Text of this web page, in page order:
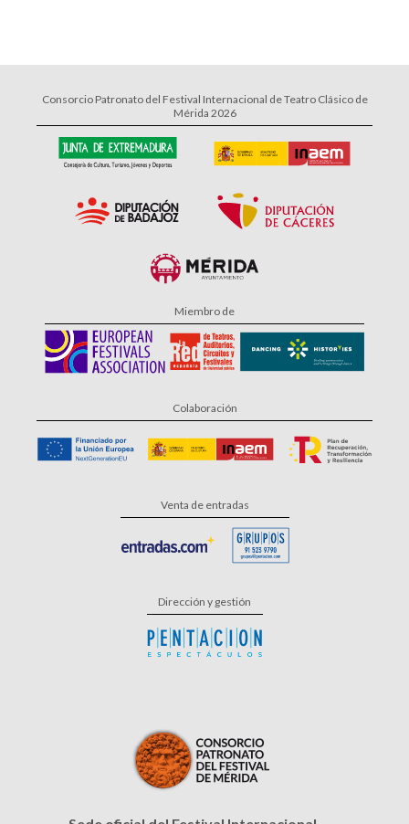
Consorcio Patronato del Festival Internacional de Teatro Clásico de
Mérida 2026
Miembro de
Colaboración
Venta de entradas
Dirección y gestión